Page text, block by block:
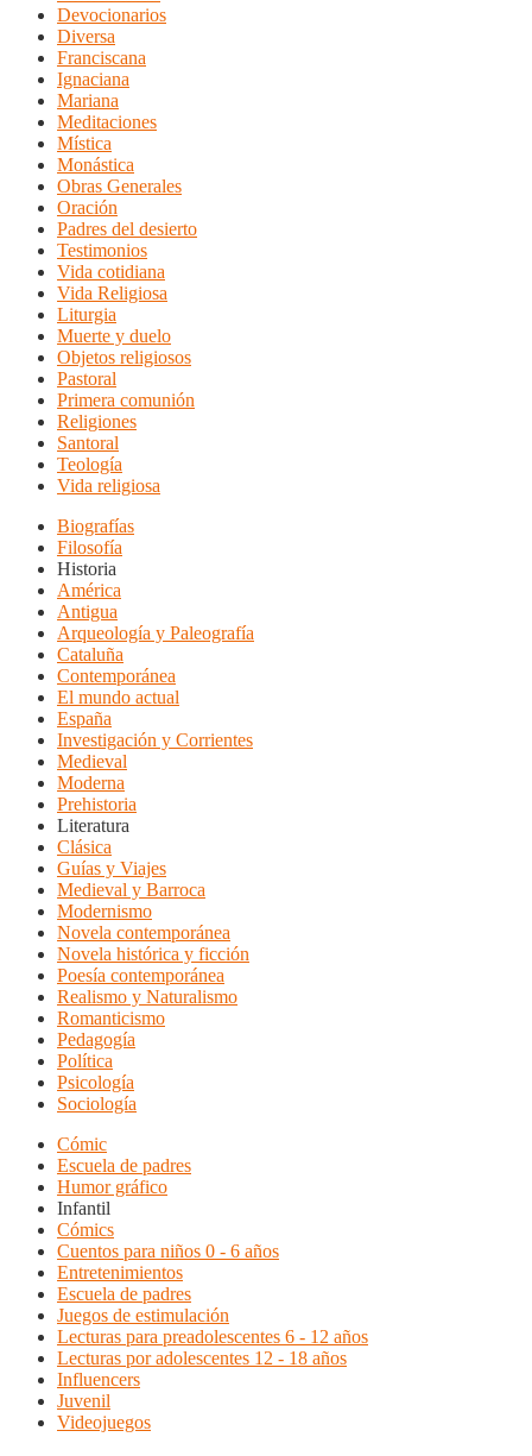
Devocionarios
Diversa
Franciscana
Ignaciana
Mariana
Meditaciones
Mística
Monástica
Obras Generales
Oración
Padres del desierto
Testimonios
Vida cotidiana
Vida Religiosa
Liturgia
Muerte y duelo
Objetos religiosos
Pastoral
Primera comunión
Religiones
Santoral
Teología
Vida religiosa
Biografías
Filosofía
Historia
América
Antigua
Arqueología y Paleografía
Cataluña
Contemporánea
El mundo actual
España
Investigación y Corrientes
Medieval
Moderna
Prehistoria
Literatura
Clásica
Guías y Viajes
Medieval y Barroca
Modernismo
Novela contemporánea
Novela histórica y ficción
Poesía contemporánea
Realismo y Naturalismo
Romanticismo
Pedagogía
Política
Psicología
Sociología
Cómic
Escuela de padres
Humor gráfico
Infantil
Cómics
Cuentos para niños 0 - 6 años
Entretenimientos
Escuela de padres
Juegos de estimulación
Lecturas para preadolescentes 6 - 12 años
Lecturas por adolescentes 12 - 18 años
Influencers
Juvenil
Videojuegos